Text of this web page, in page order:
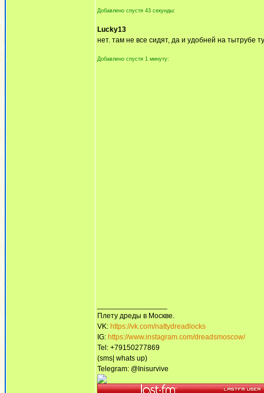
Добавлено спустя 43 секунды:
Lucky13
нет. там не все сидят, да и удобней на тытрубе
Добавлено спустя 1 минуту:
Плету дреды в Москве.
VK: https://vk.com/nattydreadlocks
IG: https://www.instagram.com/dreadsmoscow/
Tel: +79150277869
(sms| whats up)
Telegram: @Inisurvive